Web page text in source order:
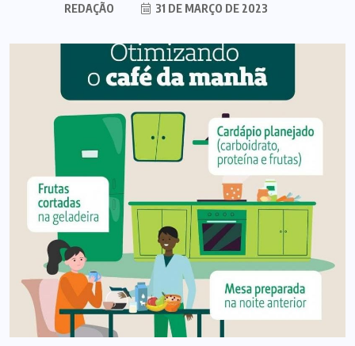
REDAÇÃO 31 DE MARÇO DE 2023